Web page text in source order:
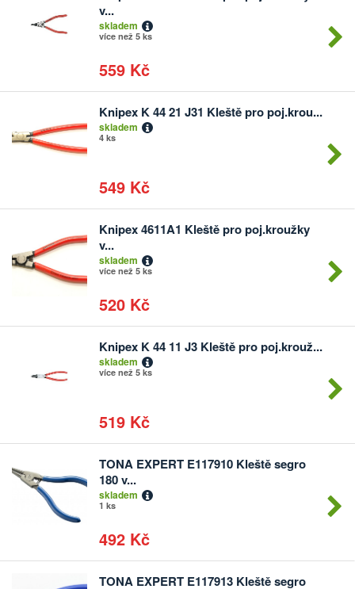
v...
skladem
více než 5 ks
559 Kč
Knipex K 44 21 J31 Kleště pro poj.krou...
skladem
4 ks
549 Kč
Počet
kusů
Knipex 4611A1 Kleště pro poj.kroužky
v...
skladem
více než 5 ks
520 Kč
Počet
Knipex K 44 11 J3 Kleště pro poj.krouž...
skladem
více než 5 ks
519 Kč
Počet
kusů
TONA EXPERT E117910 Kleště segro
180 v...
skladem
1 ks
492 Kč
Počet
TONA EXPERT E117913 Kleště segro